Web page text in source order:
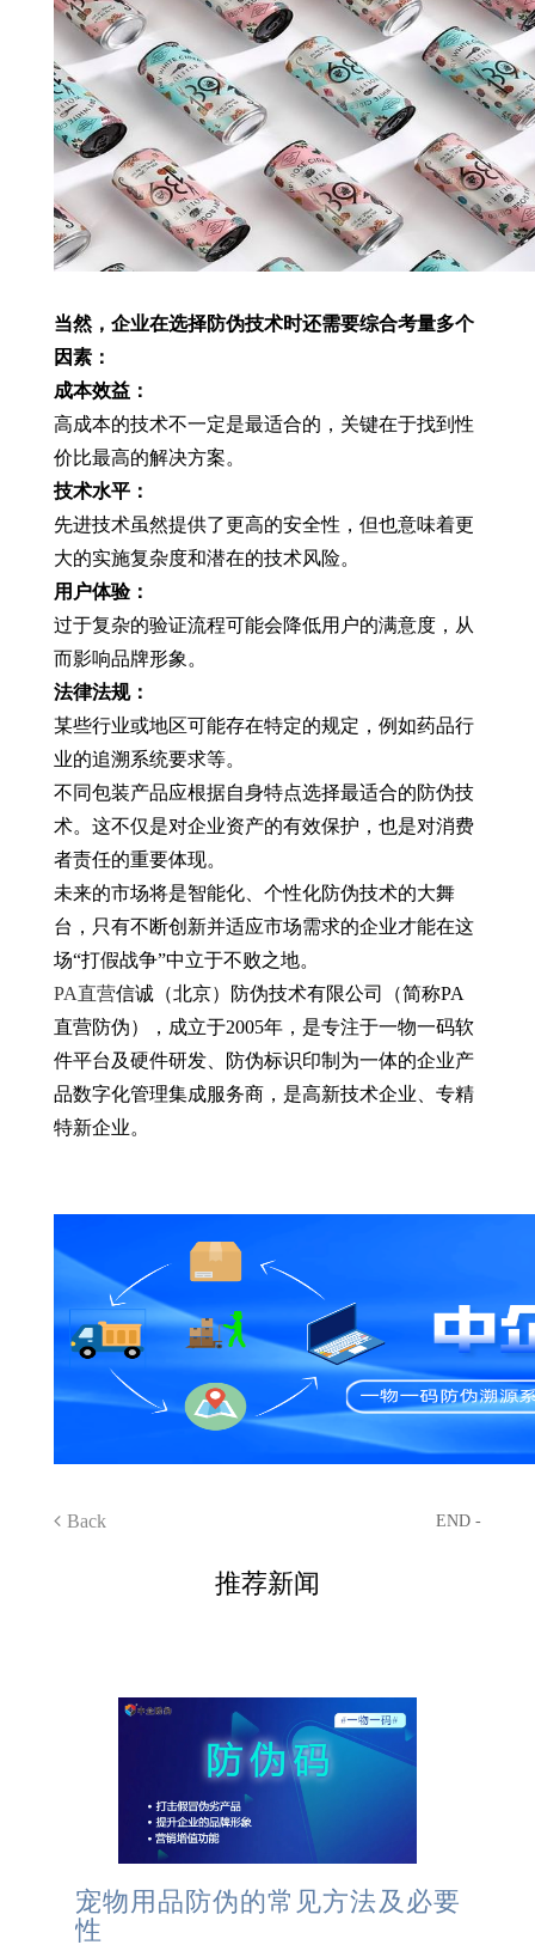
当然，企业在选择防伪技术时还需要综合考量多个
因素：
成本效益：
高成本的技术不一定是最适合的，关键在于找到性
价比最高的解决方案。
技术水平：
先进技术虽然提供了更高的安全性，但也意味着更
大的实施复杂度和潜在的技术风险。
用户体验：
过于复杂的验证流程可能会降低用户的满意度，从
而影响品牌形象。
法律法规：
某些行业或地区可能存在特定的规定，例如药品行
业的追溯系统要求等。
不同包装产品应根据自身特点选择最适合的防伪技
术。这不仅是对企业资产的有效保护，也是对消费
者责任的重要体现。
未来的市场将是智能化、个性化防伪技术的大舞
台，只有不断创新并适应市场需求的企业才能在这
场“打假战争”中立于不败之地。
PA直营信诚（北京）防伪技术有限公司（简称PA
直营防伪），成立于2005年，是专注于一物一码软
件平台及硬件研发、防伪标识印制为一体的企业产
品数字化管理集成服务商，是高新技术企业、专精
特新企业。
Back END -
推荐新闻
宠物用品防伪的常见方法及必要
性